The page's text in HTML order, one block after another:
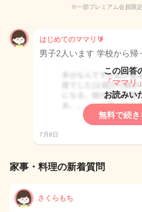
※一部プレミアム会員限
はじめてのママリ🔰
男子2人います 学校から帰
この回答
「ママリ
お読みい
無料で続
7月8日
家事・料理の新着質問
さくらもち